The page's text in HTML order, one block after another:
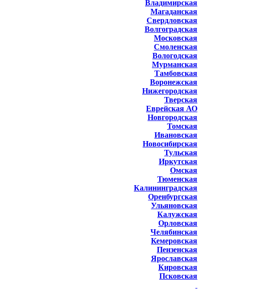
Владимирская
Магаданская
Свердловская
Волгоградская
Московская
Смоленская
Вологодская
Мурманская
Тамбовская
Воронежская
Нижегородская
Тверская
Еврейская АО
Новгородская
Томская
Ивановская
Новосибирская
Тульская
Иркутская
Омская
Тюменская
Калининградская
Оренбургская
Ульяновская
Калужская
Орловская
Челябинская
Кемеровская
Пензенская
Ярославская
Кировская
Псковская